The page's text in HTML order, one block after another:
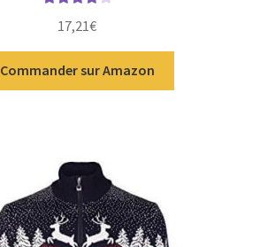
sur 5
17,21€
Commander sur Amazon